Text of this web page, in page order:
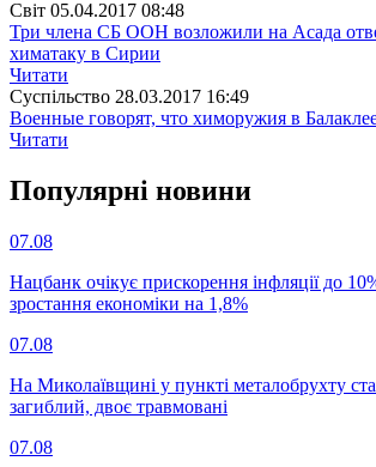
Свiт 05.04.2017 08:48
Три члена СБ ООН возложили на Асада
химатаку в Сирии
Читати
Суспiльство 28.03.2017 16:49
Военные говорят, что химоружия в
Читати
Популярнi новини
07.08
Нацбанк очікує прискорення інфляції до
зростання економіки на 1,8%
07.08
На Миколаївщині у пункті металобрухту
загиблий, двоє травмовані
07.08